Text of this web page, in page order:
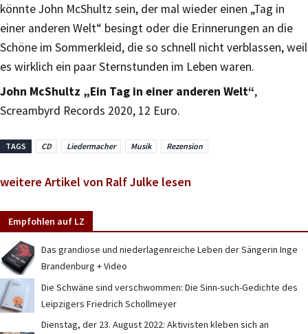
könnte John McShultz sein, der mal wieder einen „Tag in
einer anderen Welt“ besingt oder die Erinnerungen an die
Schöne im Sommerkleid, die so schnell nicht verblassen, weil
es wirklich ein paar Sternstunden im Leben waren.
John McShultz „Ein Tag in einer anderen Welt“,
Screambyrd Records 2020, 12 Euro.
TAGS CD Liedermacher Musik Rezension
weitere Artikel von Ralf Julke lesen
Empfohlen auf LZ
Das grandiose und niederlagenreiche Leben der Sängerin Inge
Brandenburg + Video
Die Schwäne sind verschwommen: Die Sinn-such-Gedichte des
Leipzigers Friedrich Schollmeyer
Dienstag, der 23. August 2022: Aktivisten kleben sich an